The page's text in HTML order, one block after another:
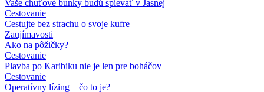
Vaše chuťové bunky budú spievať v Jasnej
Cestovanie
Cestujte bez strachu o svoje kufre
Zaujímavosti
Ako na pôžičky?
Cestovanie
Plavba po Karibiku nie je len pre boháčov
Cestovanie
Operatívny lízing – čo to je?